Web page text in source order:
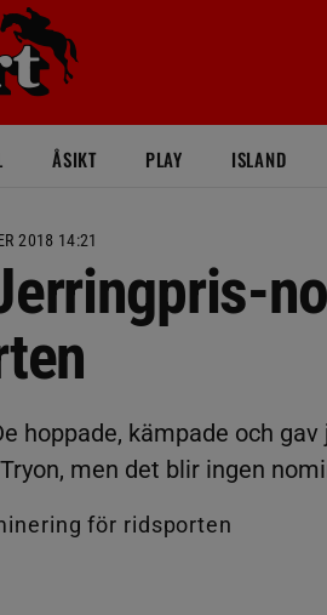
ÅSIKT PLAY ISLAND
2018 14:21
hoppade, kämpade och
men det blir ingen